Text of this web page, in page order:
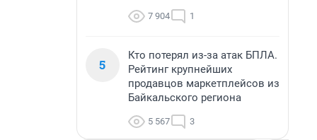
7 904 1
5
Кто потерял из-за атак БПЛА.
Рейтинг крупнейших
продавцов маркетплейсов из
Байкальского региона
5 567 3